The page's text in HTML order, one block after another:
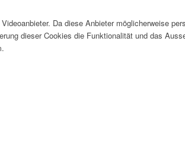
Da diese Anbieter möglicherweise
dieser Cookies die Funktionalität und das